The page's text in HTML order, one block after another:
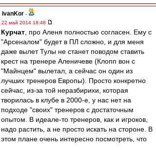
IvanKor -
22 май 2014 18:48
Курчат , про Аленя полностью согласен. Ему с
"Арсеналом" будет в ПЛ сложно, и для меня
даже вылет Тулы не станет поводом ставить
крест на тренере Аленичеве (Клопп вон с
"Майнцем" вылетал, а сейчас он один из
лучших тренеров Европы). Просто конкретно
сейчас, из-за той неразбирихи, которая
творилась в клубе в 2000-е, у нас нет на
подходе "своих" тренеров с достаточным
опытом. В идеале-то тренеров, как и игроков,
надо растить, а не просто искать на стороне. В
этом плане очень интересно посмотреть, что